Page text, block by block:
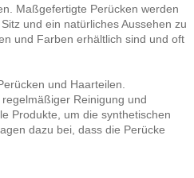
Maßgefertigte Perücken werden
und ein natürliches Aussehen zu
und Farben erhältlich sind und oft
und Haarteilen.
Reinigung und
Produkte, um die synthetischen
dazu bei, dass die Perücke